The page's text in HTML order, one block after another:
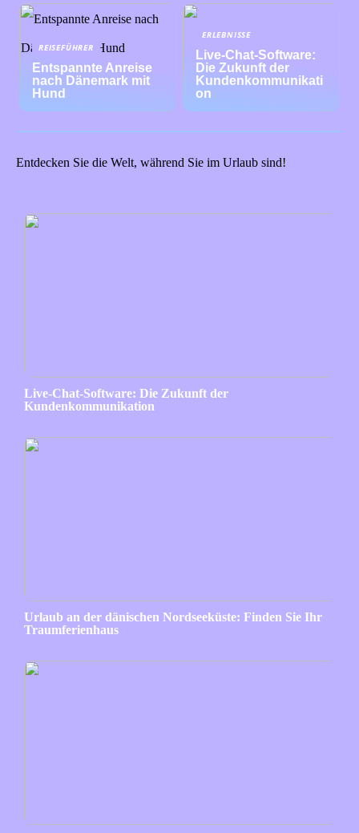
REISEFÜHRER
Entspannte Anreise
nach Dänemark mit
Hund
ERLEBNISSE
Live-Chat-Software:
Die Zukunft der
Kundenkommunikati
on
Entdecken Sie die Welt, während Sie im Urlaub sind!
Live-Chat-Software: Die Zukunft der
Kundenkommunikation
Urlaub an der dänischen Nordseeküste: Finden Sie Ihr
Traumferienhaus